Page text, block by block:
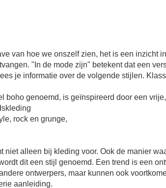
van hoe we onszelf zien, het is een inzicht
"In de mode zijn" betekent dat een
je informatie over de volgende stijlen.
boho genoemd, is geïnspireerd door een
rock en grunge,
niet alleen bij kleding voor. Ook de manier
dit een stijl genoemd. Een trend is een
ontwerpers, maar kunnen ook
aanleiding.